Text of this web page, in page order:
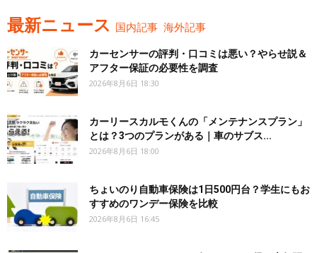
最新ニュース 国内記事 海外記事
カーセンサーの評判・口コミは悪い？やらせ説＆
アフター保証の必要性を調査
2026年8月6日 18:30
カーリースカルモくんの「メンテナンスプラン」
とは？3つのプランがある｜車のサブス...
2026年8月6日 18:00
ちょいのり自動車保険は1日500円台？学生にもお
すすめのワンデー保険を比較
2026年8月6日 16:45